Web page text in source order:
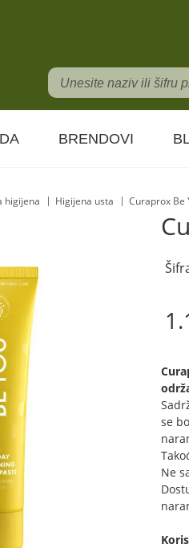
BRENDOVI
higijena Higijena usta Curaprox Be
se
Ne